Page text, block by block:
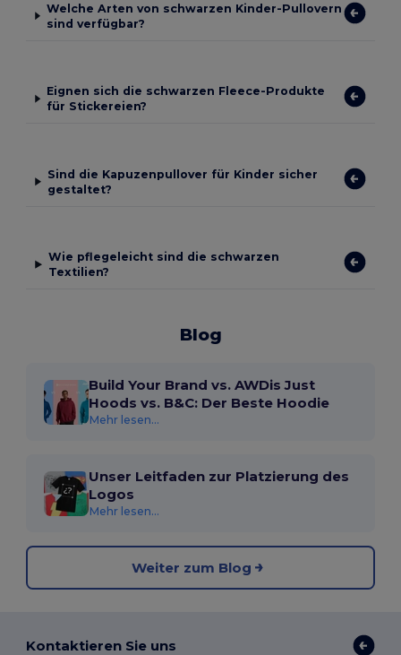
Welche Arten von schwarzen Kinder-Pullovern
sind verfügbar?
Eignen sich die schwarzen Fleece-Produkte
für Stickereien?
Sind die Kapuzenpullover für Kinder sicher
gestaltet?
Wie pflegeleicht sind die schwarzen
Textilien?
Blog
Build Your Brand vs. AWDis Just
Hoods vs. B&C: Der Beste Hoodie
Mehr lesen...
Unser Leitfaden zur Platzierung des
Logos
Mehr lesen...
Weiter zum Blog
Kontaktieren Sie uns